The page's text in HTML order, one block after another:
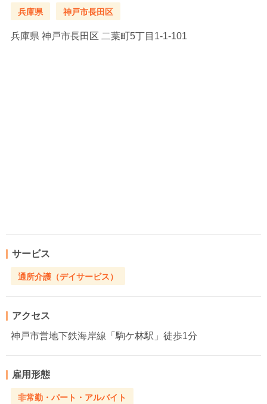
兵庫県 神戸市長田区
兵庫県 神戸市長田区 二葉町5丁目1-1-101
サービス
通所介護（デイサービス）
アクセス
神戸市営地下鉄海岸線「駒ケ林駅」徒歩1分
雇用形態
非常勤・パート・アルバイト